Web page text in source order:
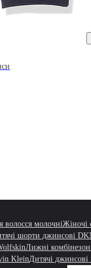
волосся молочніЖіночі
шорти джинсові
Лижні
KleinДитячі джинсові